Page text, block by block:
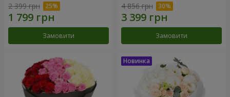
2 399 грн
Замовити
4 856 грн
Замовити